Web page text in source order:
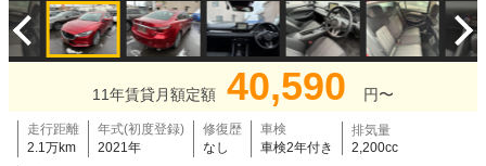
11年賃貸月額定額 40,590 円〜
走行距離
2.1万km
年式(初度登録)
2021年
修復歴
なし
車検
車検2年付き
排気量
2,200cc